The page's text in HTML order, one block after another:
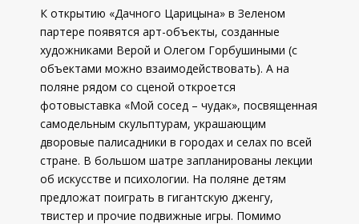
К открытию «Дачного Царицына» в Зеленом
партере появятся арт-объекты, созданные
художниками Верой и Олегом Горбушиными (с
объектами можно взаимодействовать). А на
поляне рядом со сценой откроется
фотовыставка «Мой сосед – чудак», посвященная
самодельным скульптурам, украшающим
дворовые палисадники в городах и селах по всей
стране. В большом шатре запланированы лекции
об искусстве и психологии. На поляне детям
предложат поиграть в гигантскую дженгу,
твистер и прочие подвижные игры. Помимо